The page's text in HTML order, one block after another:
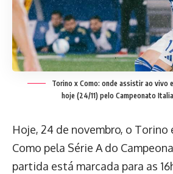
Torino x Como: onde assistir ao vivo
hoje (24/11) pelo Campeonato
Hoje, 24 de novembro, o Torino
Como pela Série A do
partida está marcada para as